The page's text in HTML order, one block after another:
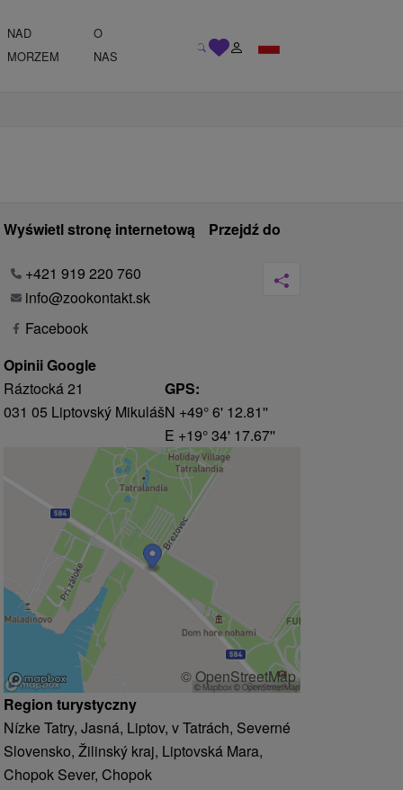
NAD
MORZEM
O
NAS
Wyświetl stronę internetową Przejdź do
+421 919 220 760
info@zookontakt.sk
Facebook
Opinii Google
Ráztocká 21
031 05 Liptovský Mikuláš
GPS:
N +49° 6' 12.81''
E +19° 34' 17.67''
© OpenStreetMap
Region turystyczny
Nízke Tatry, Jasná, Liptov, v Tatrách, Severné
Slovensko, Žilinský kraj, Liptovská Mara,
Chopok Sever, Chopok